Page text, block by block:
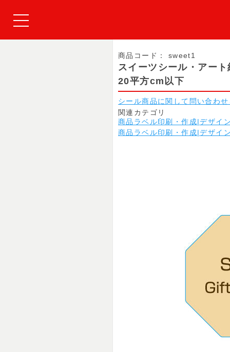
商品コード： sweet1
スイーツシール・アー
20平方cm以下
シール商品に関して問い合わ
関連カテゴリ
商品ラベル印刷・作成|デザイ
商品ラベル印刷・作成|デザイ